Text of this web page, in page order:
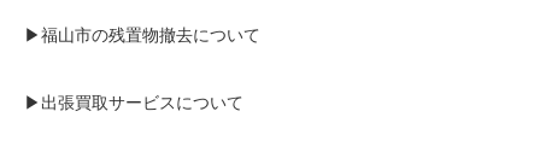
▶福山市の残置物撤去について
▶ 出張買取サービスについて